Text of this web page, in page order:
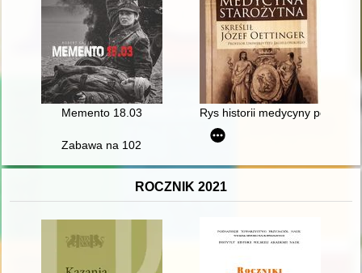
Memento 18.03 Rys historii medycyny
Zabawa na 102
ROCZNIK 2021